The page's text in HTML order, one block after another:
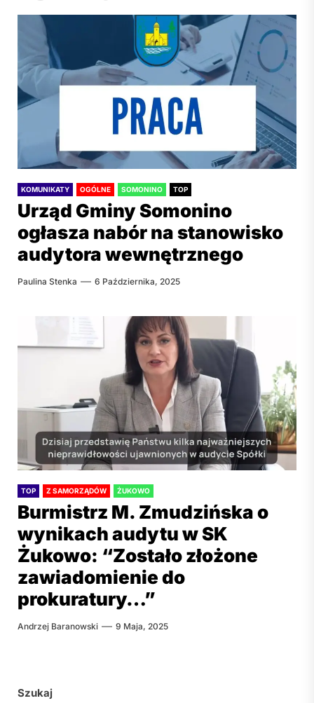
KOMUNIKATY OGÓLNE SOMONINO TOP
Urząd Gminy Somonino
ogłasza nabór na stanowisko
audytora wewnętrznego
Paulina Stenka 6 Października, 2025
TOP Z SAMORZĄDÓW ŻUKOWO
Burmistrz M. Zmudzińska o
wynikach audytu w SK
Żukowo: “Zostało złożone
zawiadomienie do
prokuratury…”
Andrzej Baranowski 9 Maja, 2025
Szukaj